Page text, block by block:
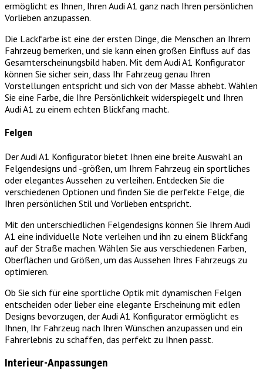
ermöglicht es Ihnen, Ihren Audi A1 ganz nach Ihren persönlichen
Vorlieben anzupassen.
Die Lackfarbe ist eine der ersten Dinge, die Menschen an Ihrem
Fahrzeug bemerken, und sie kann einen großen Einfluss auf das
Gesamterscheinungsbild haben. Mit dem Audi A1 Konfigurator
können Sie sicher sein, dass Ihr Fahrzeug genau Ihren
Vorstellungen entspricht und sich von der Masse abhebt. Wählen
Sie eine Farbe, die Ihre Persönlichkeit widerspiegelt und Ihren
Audi A1 zu einem echten Blickfang macht.
Felgen
Der Audi A1 Konfigurator bietet Ihnen eine breite Auswahl an
Felgendesigns und -größen, um Ihrem Fahrzeug ein sportliches
oder elegantes Aussehen zu verleihen. Entdecken Sie die
verschiedenen Optionen und finden Sie die perfekte Felge, die
Ihren persönlichen Stil und Vorlieben entspricht.
Mit den unterschiedlichen Felgendesigns können Sie Ihrem Audi
A1 eine individuelle Note verleihen und ihn zu einem Blickfang
auf der Straße machen. Wählen Sie aus verschiedenen Farben,
Oberflächen und Größen, um das Aussehen Ihres Fahrzeugs zu
optimieren.
Ob Sie sich für eine sportliche Optik mit dynamischen Felgen
entscheiden oder lieber eine elegante Erscheinung mit edlen
Designs bevorzugen, der Audi A1 Konfigurator ermöglicht es
Ihnen, Ihr Fahrzeug nach Ihren Wünschen anzupassen und ein
Fahrerlebnis zu schaffen, das perfekt zu Ihnen passt.
Interieur-Anpassungen